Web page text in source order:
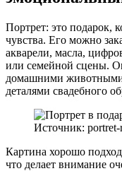
Портрет: это подарок,
чувства. Его можно
акварели, масла,
или семейной сцены.
домашними
деталями свадебного
Источник: portret-
Картина хорошо
что делает внимание